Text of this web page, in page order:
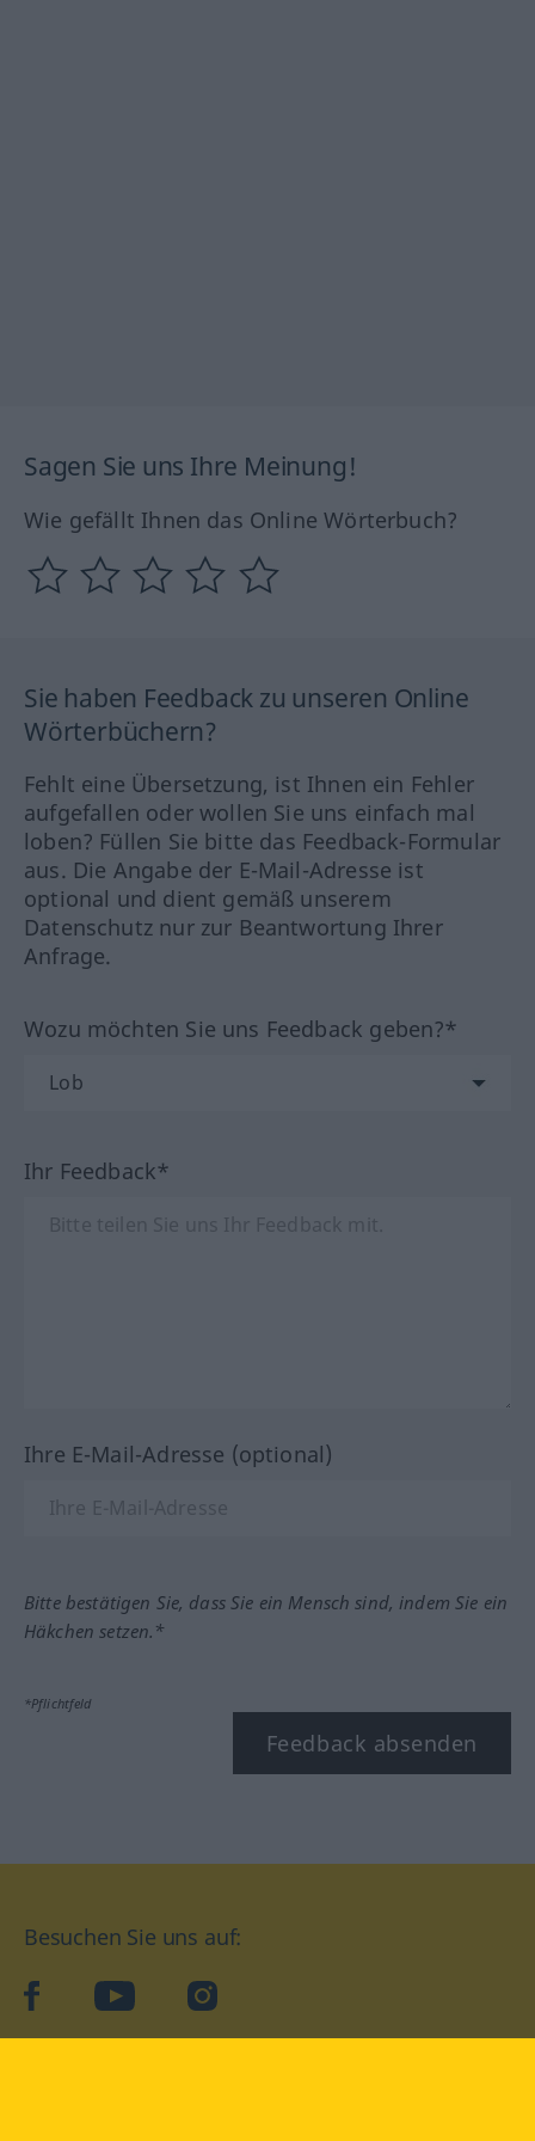
Sagen Sie uns Ihre Meinung!
Wie gefällt Ihnen das Online Wörterbuch?
Sie haben Feedback zu unseren Online
Wörterbüchern?
Fehlt eine Übersetzung, ist Ihnen ein Fehler
aufgefallen oder wollen Sie uns einfach mal
loben? Füllen Sie bitte das Feedback-Formular
aus. Die Angabe der E-Mail-Adresse ist
optional und dient gemäß unserem
Datenschutz nur zur Beantwortung Ihrer
Anfrage.
Wozu möchten Sie uns Feedback geben?*
Ihr Feedback*
Ihre E-Mail-Adresse (optional)
Bitte bestätigen Sie, dass Sie ein Mensch sind, indem Sie ein
Häkchen setzen.*
*Pflichtfeld
Feedback absenden
Besuchen Sie uns auf:
facebookYouTube Instagram